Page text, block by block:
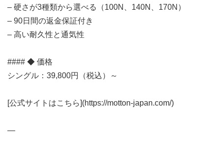
– 硬さが3種類から選べる（100N、140N、170N）
– 90日間の返金保証付き
– 高い耐久性と通気性
#### ◆ 価格
シングル：39,800円（税込）～
[公式サイトはこちら](https://motton-japan.com/)
—